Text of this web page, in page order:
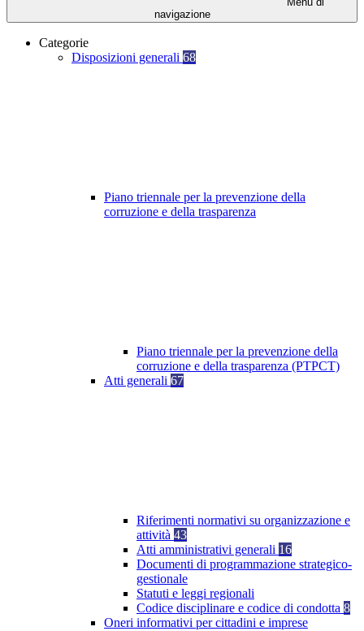
navigazione
Categorie
Disposizioni generali 68
Piano triennale per la prevenzione della
corruzione e della trasparenza
Piano triennale per la prevenzione della
corruzione e della trasparenza (PTPCT)
Atti generali 67
Riferimenti normativi su organizzazione e
attività 43
Atti amministrativi generali 16
Documenti di programmazione strategico-
gestionale
Statuti e leggi regionali
Codice disciplinare e codice di condotta 8
Oneri informativi per cittadini e imprese